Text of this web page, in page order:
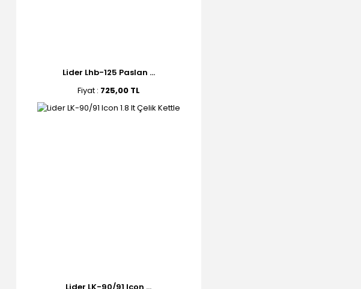
Lider Lhb-125 Paslan ...
Fiyat : 725,00 TL
Lider LK-90/91 Icon ...